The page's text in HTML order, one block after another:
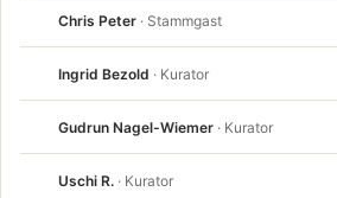
Chris Peter · Stammgast
Ingrid Bezold · Kurator
Gudrun Nagel-Wiemer · Kurator
Uschi R. · Kurator